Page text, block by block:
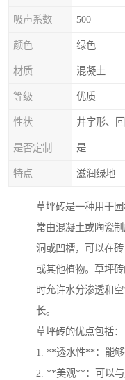
吸声系数 500
颜色 绿色
材质 混凝土
等级 优质
性状 井字形、
是否定制 是
特点 滋润绿地
草坪砖是一种用于
常由混凝土或陶瓷
洞或凹槽，可以在
或其他植物。草坪
时允许水分渗透和
长。
草坪砖的优点包括：
1. **透水性**：能够
2. **美观**：可以